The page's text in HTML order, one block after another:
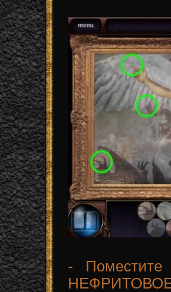
- Поместите